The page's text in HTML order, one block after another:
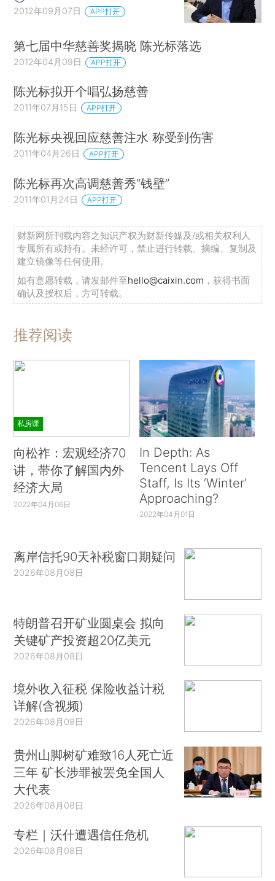
2012年09月07日 APP打开
第七届中华慈善奖揭晓 陈光标落选
2012年04月09日 APP打开
陈光标拟开个唱弘扬慈善
2011年07月15日 APP打开
陈光标央视回应慈善注水 称受到伤害
2011年04月26日 APP打开
陈光标再次高调慈善秀“钱壁”
2011年01月24日 APP打开
财新网所刊载内容之知识产权为财新传媒及/或相关权利人
专属所有或持有。未经许可，禁止进行转载、摘编、复制及
建立镜像等任何使用。
如有意愿转载，请发邮件至hello@caixin.com ，获得书面
确认及授权后，方可转载。
推荐阅读
私房课
向松祚：宏观经济70
讲，带你了解国内外
经济大局
2022年04月06日
In Depth: As
Tencent Lays Off
Staff, Is Its ‘Winter’
Approaching?
2022年04月01日
离岸信托90天补税窗口期疑问
2026年08月08日
特朗普召开矿业圆桌会 拟向
关键矿产投资超20亿美元
2026年08月08日
境外收入征税 保险收益计税
详解(含视频)
2026年08月08日
贵州山脚树矿难致16人死亡近
三年 矿长涉罪被罢免全国人
大代表
2026年08月08日
专栏｜沃什遭遇信任危机
2026年08月08日